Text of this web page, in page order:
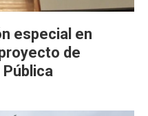
especial en
de